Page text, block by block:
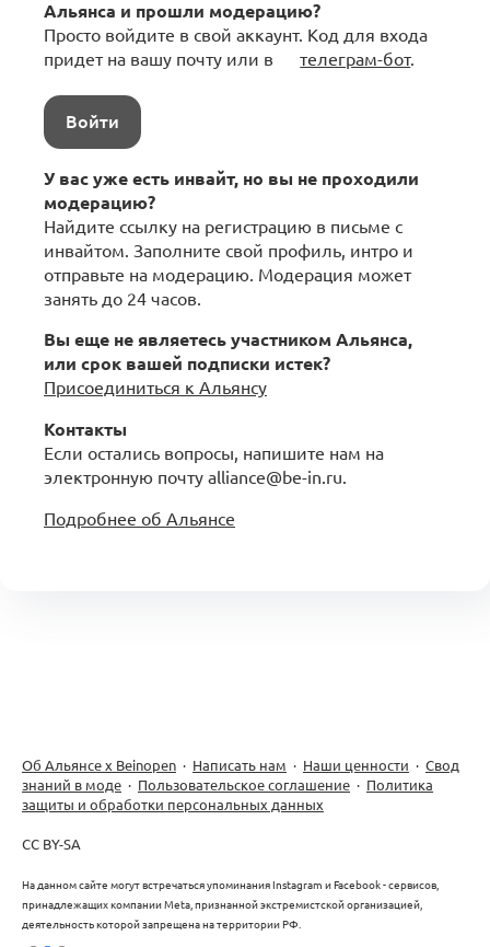
Альянса и прошли модерацию?
Просто войдите в свой аккаунт. Код для входа
придет на вашу почту или в
телеграм-бот.
Войти
У вас уже есть инвайт, но вы не проходили
модерацию?
Найдите ссылку на регистрацию в письме с
инвайтом. Заполните свой профиль, интро и
отправьте на модерацию. Модерация может
занять до 24 часов.
Вы еще не являетесь участником Альянса,
или срок вашей подписки истек?
Присоединиться к Альянсу
Контакты
Если остались вопросы, напишите нам на
электронную почту alliance@be-in.ru.
Подробнее об Альянсе
Об Альянсе х Beinopen · Написать нам · Наши ценности · Свод
знаний в моде · Пользовательское соглашение · Политика
защиты и обработки персональных данных
CC BY-SA
На данном сайте могут встречаться упоминания Instagram и Facebook - сервисов,
принадлежащих компании Meta, признанной экстремистской организацией,
деятельность которой запрещена на территории РФ.